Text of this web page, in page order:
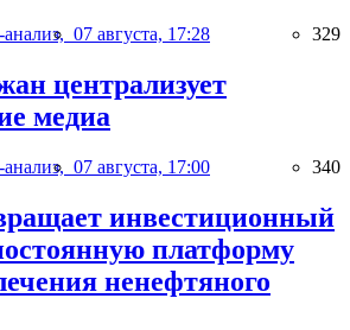
07 августа, 17:28 329
централизует
медиа
07 августа, 17:00 340
инвестиционный
платформу
ненефтяного